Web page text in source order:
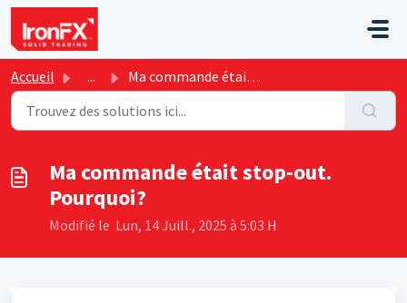
Passer au contenu principal
Accueil ... Ma commande était stop-out. Pourquoi?
Ma commande était stop-out.
Pourquoi?
Modifié le Lun, 14 Juill., 2025 à 5:03 H